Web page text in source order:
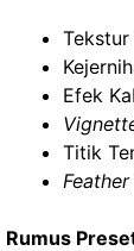
Tekstur
Efek
Titik
Feather
Rumus